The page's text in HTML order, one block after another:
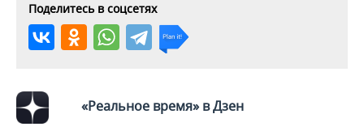
Поделитесь в соцсетях
«Реальное время» в Дзен